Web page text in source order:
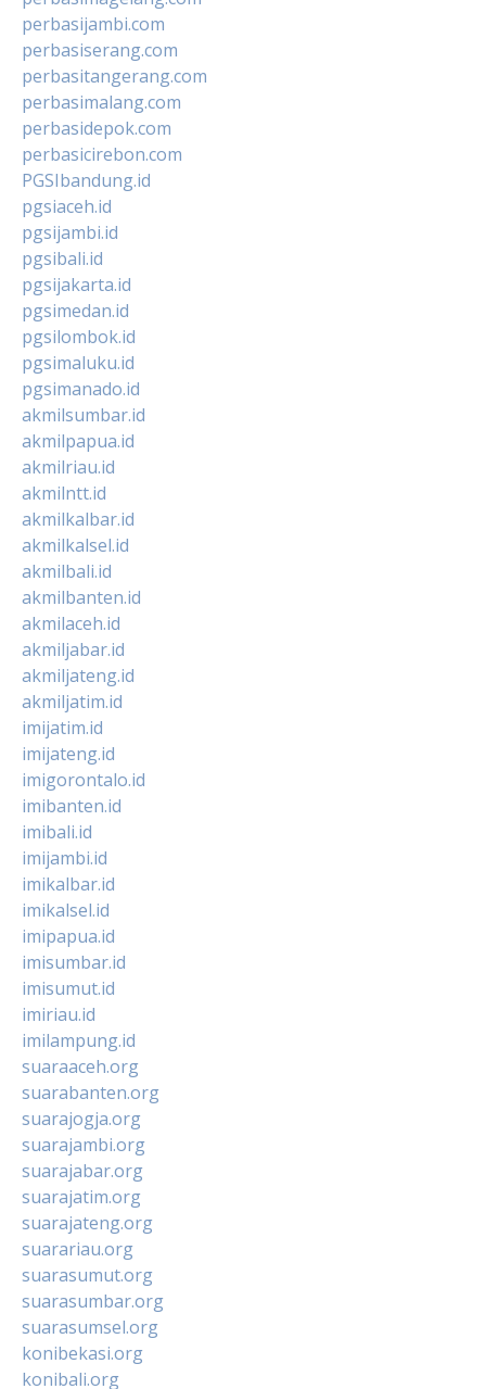
perbasijambi.com
perbasiserang.com
perbasitangerang.com
perbasimalang.com
perbasidepok.com
perbasicirebon.com
PGSIbandung.id
pgsiaceh.id
pgsijambi.id
pgsibali.id
pgsijakarta.id
pgsimedan.id
pgsilombok.id
pgsimaluku.id
pgsimanado.id
akmilsumbar.id
akmilpapua.id
akmilriau.id
akmilntt.id
akmilkalbar.id
akmilkalsel.id
akmilbali.id
akmilbanten.id
akmilaceh.id
akmiljabar.id
akmiljateng.id
akmiljatim.id
imijatim.id
imijateng.id
imigorontalo.id
imibanten.id
imibali.id
imijambi.id
imikalbar.id
imikalsel.id
imipapua.id
imisumbar.id
imisumut.id
imiriau.id
imilampung.id
suaraaceh.org
suarabanten.org
suarajogja.org
suarajambi.org
suarajabar.org
suarajatim.org
suarajateng.org
suarariau.org
suarasumut.org
suarasumbar.org
suarasumsel.org
konibekasi.org
konibali.org